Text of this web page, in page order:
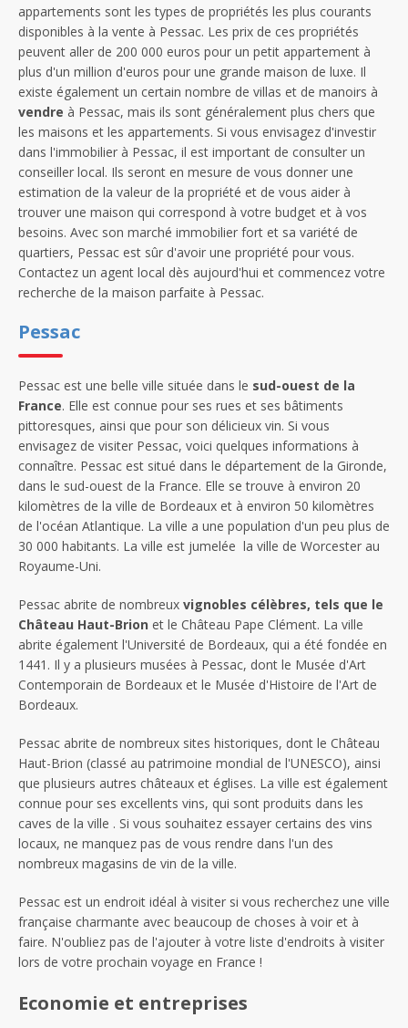
appartements sont les types de propriétés les plus courants
disponibles à la vente à Pessac. Les prix de ces propriétés
peuvent aller de 200 000 euros pour un petit appartement à
plus d'un million d'euros pour une grande maison de luxe. Il
existe également un certain nombre de villas et de manoirs à
vendre à Pessac, mais ils sont généralement plus chers que
les maisons et les appartements. Si vous envisagez d'investir
dans l'immobilier à Pessac, il est important de consulter un
conseiller local. Ils seront en mesure de vous donner une
estimation de la valeur de la propriété et de vous aider à
trouver une maison qui correspond à votre budget et à vos
besoins. Avec son marché immobilier fort et sa variété de
quartiers, Pessac est sûr d'avoir une propriété pour vous.
Contactez un agent local dès aujourd'hui et commencez votre
recherche de la maison parfaite à Pessac.
Pessac
Pessac est une belle ville située dans le sud-ouest de la
France. Elle est connue pour ses rues et ses bâtiments
pittoresques, ainsi que pour son délicieux vin. Si vous
envisagez de visiter Pessac, voici quelques informations à
connaître. Pessac est situé dans le département de la Gironde,
dans le sud-ouest de la France. Elle se trouve à environ 20
kilomètres de la ville de Bordeaux et à environ 50 kilomètres
de l'océan Atlantique. La ville a une population d'un peu plus de
30 000 habitants. La ville est jumelée la ville de Worcester au
Royaume-Uni.
Pessac abrite de nombreux vignobles célèbres, tels que le
Château Haut-Brion et le Château Pape Clément. La ville
abrite également l'Université de Bordeaux, qui a été fondée en
1441. Il y a plusieurs musées à Pessac, dont le Musée d'Art
Contemporain de Bordeaux et le Musée d'Histoire de l'Art de
Bordeaux.
Pessac abrite de nombreux sites historiques, dont le Château
Haut-Brion (classé au patrimoine mondial de l'UNESCO), ainsi
que plusieurs autres châteaux et églises. La ville est également
connue pour ses excellents vins, qui sont produits dans les
caves de la ville . Si vous souhaitez essayer certains des vins
locaux, ne manquez pas de vous rendre dans l'un des
nombreux magasins de vin de la ville.
Pessac est un endroit idéal à visiter si vous recherchez une ville
française charmante avec beaucoup de choses à voir et à
faire. N'oubliez pas de l'ajouter à votre liste d'endroits à visiter
lors de votre prochain voyage en France !
Economie et entreprises